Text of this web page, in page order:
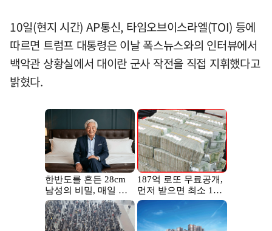
10일(현지 시간) AP통신, 타임오브이스라엘(TOI) 등에
따르면 트럼프 대통령은 이날 폭스뉴스와의 인터뷰에서
백악관 상황실에서 대이란 군사 작전을 직접 지휘했다고
밝혔다.